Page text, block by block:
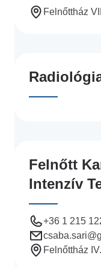
Felnőttház
Felnőtt
Intenzív
+36 1 215
csaba.sari
Felnőttház